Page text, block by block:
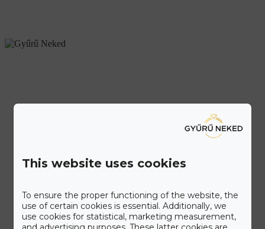
This website uses cookies
To ensure the proper functioning of the website, the
use of certain cookies is essential. Additionally, we
use cookies for statistical, marketing measurement,